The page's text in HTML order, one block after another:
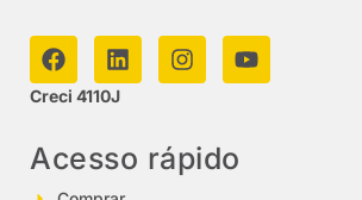
Creci 4110J
Acesso rápido